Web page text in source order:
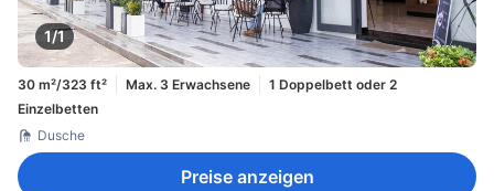
1/1
30 m²/323 ft² Max. 3 Erwachsene
1 Doppelbett oder 2
Einzelbetten
Dusche
Preise anzeigen